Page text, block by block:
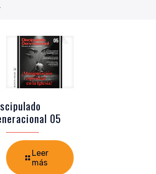
05
Leer
más